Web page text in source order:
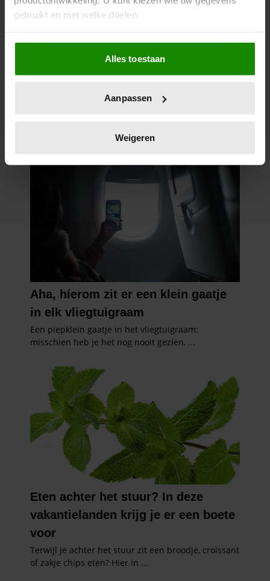
gebruikt en met welke doelen.
Als u het toestaat, willen we ook graag:
Informatie verzamelen over uw geografische
locatie, die tot een paar meter nauwkeurig kan zijn
scannen op specifieke eigenschappen (fingerprinting)
verwerkt en stel uw voorkeuren in het
intrekken in de Cookieverklaring.
We gebruiken cookies om content en advertenties te
personaliseren, om functies voor social media te bieden
en om ons websiteverkeer te analyseren. Ook delen we
informatie over uw gebruik van onze site met onze
partners voor social media, adverteren en analyse. Deze
partners kunnen deze gegevens combineren met andere
informatie die u aan ze heeft verstrekt of die ze hebben
verzameld op basis van uw gebruik van hun services. U
gaat akkoord met onze cookies als u onze website blijft
Alles toestaan
Aanpassen
Weigeren